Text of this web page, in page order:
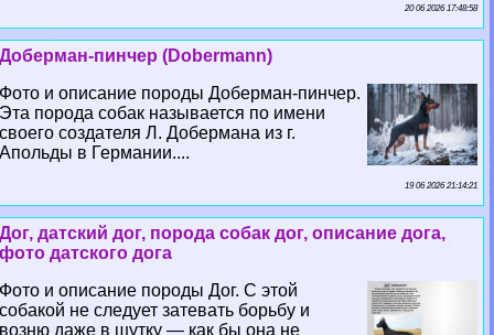
20 06 2026 17:48:58
Доберман-пинчер (Dobermann)
Фото и описание породы Доберман-пинчер.
Эта порода собак называется по имени
своего создателя Л. Добермана из г.
Апольды в Германии....
19 06 2026 21:14:21
Дог, датский дог, порода собак дог, описание дога,
фото датского дога
Фото и описание породы Дог. С этой
собакой не следует затевать борьбу и
возню даже в шутку — как бы она не